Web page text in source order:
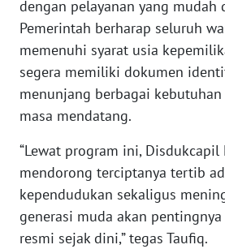
dengan pelayanan yang mudah
Pemerintah berharap seluruh
memenuhi syarat usia
segera memiliki dokumen
menunjang berbagai
masa mendatang.
“Lewat program ini,
mendorong terciptanya tertib
kependudukan sekaligus
generasi muda akan
resmi sejak dini,” tegas Taufiq.
NUSANTARA
WN
JOGJA
JATIM
WN
BALI